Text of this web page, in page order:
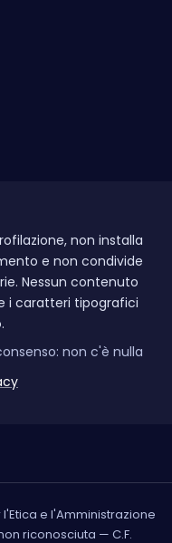
non installa
e non condivide
Nessun contenuto
i caratteri tipografici
non c'è nulla
e l'Amministrazione
riconosciuta — C.F.